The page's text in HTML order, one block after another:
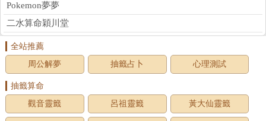
Pokemon夢夢
二水算命穎川堂
全站推薦
周公解夢
抽籤占卜 心理測試
抽籤算命
觀音靈籤
呂祖靈籤 黃大仙靈籤